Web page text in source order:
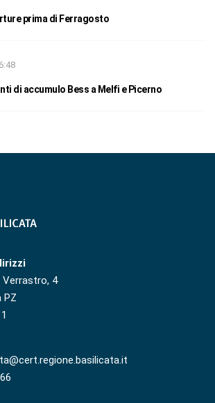
prima di Ferragosto
di accumulo Bess a Melfi e Picerno
Verrastro, 4
PZ